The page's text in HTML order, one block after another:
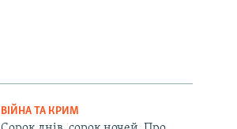
ВІЙНА ТА КРИМ